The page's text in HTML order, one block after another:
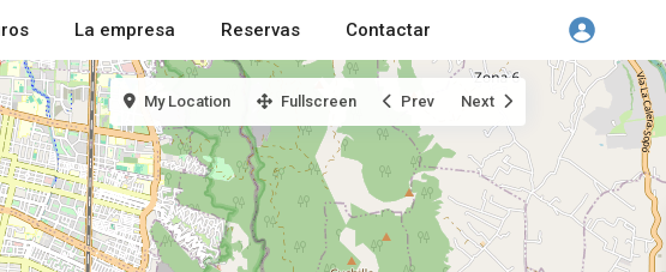
La empresa Reservas Contactar
My Location Fullscreen Prev Next